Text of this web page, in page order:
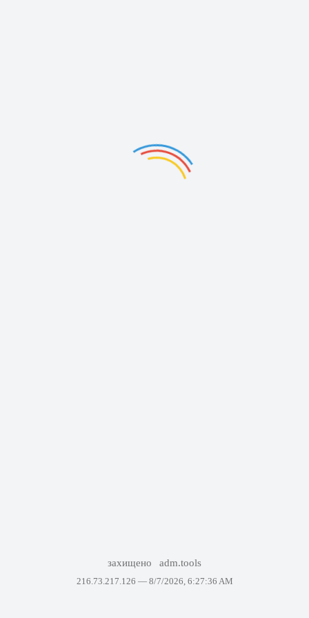
захищено adm.tools
216.73.217.126 — 8/7/2026, 6:27:36 AM